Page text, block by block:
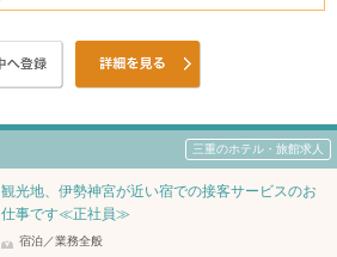
三重のホテル・旅館求人
観光地、伊勢神宮が近い宿での接客サービスのお
仕事です≪正社員≫
宿泊／業務全般